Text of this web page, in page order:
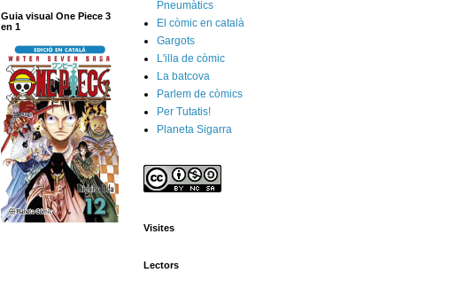
Guia visual One Piece 3
en 1
Pneumàtics
El còmic en català
Gargots
L'illa de còmic
La batcova
Parlem de còmics
Per Tutatis!
Planeta Sigarra
Visites
Lectors